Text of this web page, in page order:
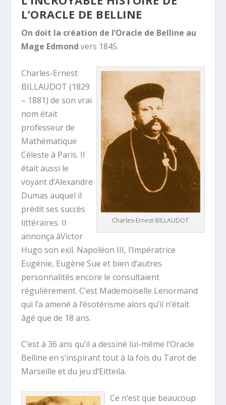
L’ORACLE DE BELLINE
On doit la création de l’Oracle de Belline au
Mage Edmond vers 1845.
Charles-Ernest-BILLAUDOT
Charles-Ernest
BILLAUDOT (1829
– 1881) de son vrai
nom était
professeur de
Mathématique
Céleste à Paris. Il
était aussi le
voyant d’Alexandre
Dumas auquel il
prédit ses succès
littéraires. Il
annonça àVictor
Hugo son exil. Napoléon III, l’Impératrice
Eugénie, Eugène Sue et bien d’autres
personnalités encore le consultaient
régulièrement. C’est Mademoiselle Lenormand
qui l’a amené à l’ésotérisme alors qu’il n’était
âgé que de 18 ans.
C’est à 36 ans qu’il a dessiné lui-même l’Oracle
Belline en s’inspirant tout à la fois du Tarot de
Marseille et du jeu d’Eitteila.
Ce n’est que beaucoup